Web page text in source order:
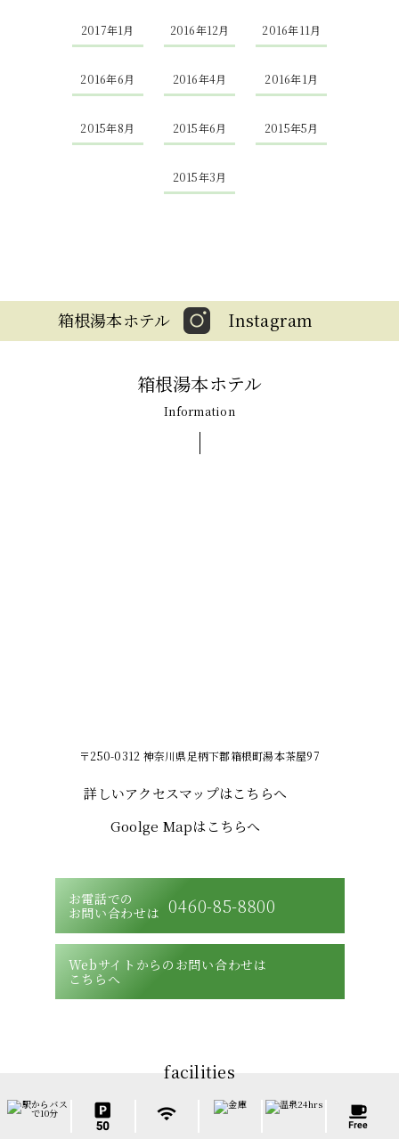
2017年1月 2016年12月 2016年11月
2016年6月 2016年4月 2016年1月
2015年8月 2015年6月 2015年5月
2015年3月
箱根湯本ホテル Instagram
箱根湯本ホテル
Information
〒250-0312 神奈川県足柄下郡箱根町湯本茶屋97
詳しいアクセスマップはこちらへ
Goolge Mapはこちらへ
お電話での
お問い合わせは 0460-85-8800
Webサイトからのお問い合わせは
こちらへ
facilities